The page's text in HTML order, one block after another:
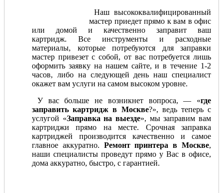
Наш высококвалифицированный
мастер приедет прямо к вам в офис
или домой и качественно заправит ваш
картридж. Все инструменты и расходные
материалы, которые потребуются для заправки
мастер привезет с собой, от вас потребуется лишь
оформить заявку на нашем сайте, и в течение 1-2
часов, либо на следующей день наш специалист
окажет вам услуги на самом высоком уровне.
У вас больше не возникнет вопроса, — «где
заправить картридж в Москве?», ведь теперь с
услугой «Заправка на выезде», мы заправим вам
картриджи прямо на месте. Срочная заправка
картриджей производится качественно и самое
главное аккуратно. Ремонт принтера в Москве,
наши специалисты проведут прямо у Вас в офисе,
дома аккуратно, быстро, с гарантией.